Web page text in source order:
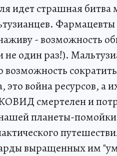
идет страшная
- возможность
не один раз!).
это война ресурсов, а
смертелен и
планеты-
выращенных им